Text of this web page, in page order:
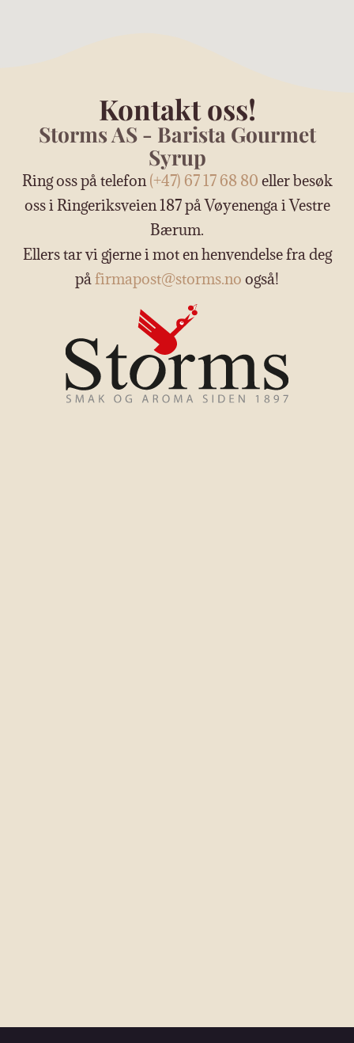
Kontakt oss!
Storms AS - Barista Gourmet
Syrup
Ring oss på telefon(+47) 67 17 68 80 eller besøk
oss i Ringeriksveien 187 på Vøyenenga i Vestre
Bærum.
Ellers tar vi gjerne i mot en henvendelse fra deg
påfirmapost@storms.no også!